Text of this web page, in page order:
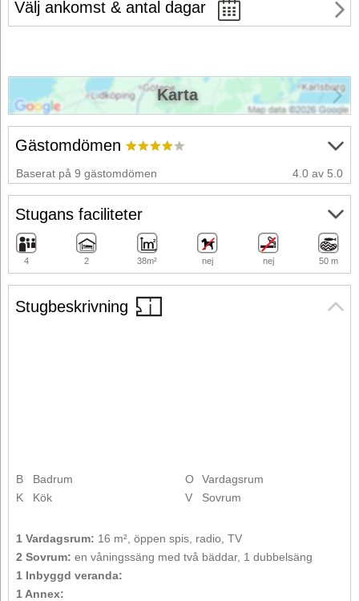
Välj ankomst & antal dagar
Stugbeskrivning
B
Badrum
K
Kök
O
Vardagsrum
V
Sovrum
1 Vardagsrum: 16 m², öppen spis, radio, TV
2 Sovrum: en våningssäng med två bäddar, 1 dubbelsäng
1 Inbyggd veranda:
1 Annex:
Gästomdömen
Baserat på 9 gästomdömen 4.0 av 5.0
Stugans faciliteter
4 2 38m² nej nej 50 m
Karta